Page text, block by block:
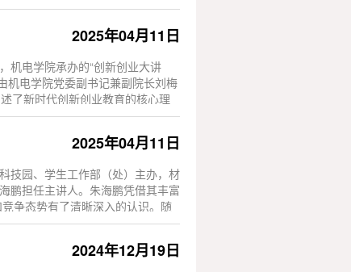
2025年04月11日
机电学院承办的“创新创业大讲
机电学院党委副书记兼副院长刘梅
了新时代创新创业教育的核心理
2025年04月11日
技园、学生工作部（处）主办，材
鹏担任主讲人。朱海鹏凭借其丰富
争态势有了清晰深入的认识。随
2024年12月19日